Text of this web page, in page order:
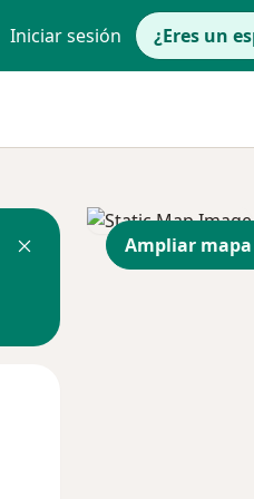
Iniciar sesión ¿Eres un
Ampliar mapa